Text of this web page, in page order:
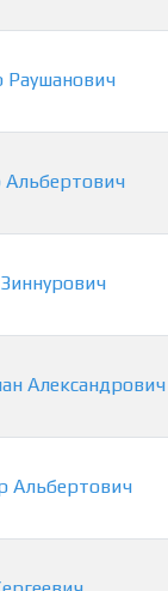
Раушанович
Альбертович
Зиннурович
Александрович
Альбертович